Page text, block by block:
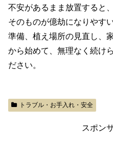
不安があるまま放置すると
そのものが億劫になりやす
準備、植え場所の見直し、
から始めて、無理なく続け
ださい。
トラブル・お手入れ・安全
スポン